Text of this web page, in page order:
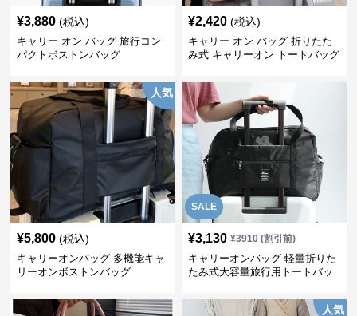
¥3,880 (税込)
キャリー オン バッグ 旅行コン
パクトボストンバッグ
¥2,420 (税込)
キャリー オン バッグ 折りたた
み式 キャリーオン トートバッグ
人気
¥5,800 (税込)
キャリーオンバッグ 多機能キャ
リーオンボストンバッグ
SALE
¥3,130 ¥3910(割引前)
キャリーオンバッグ 軽量折りた
たみ式大容量旅行用トートバッ
人気